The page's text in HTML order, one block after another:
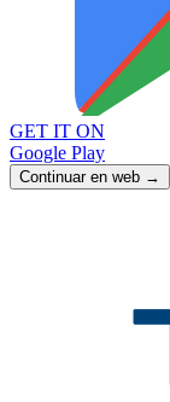
GET IT ON
Google Play
Continuar en web →